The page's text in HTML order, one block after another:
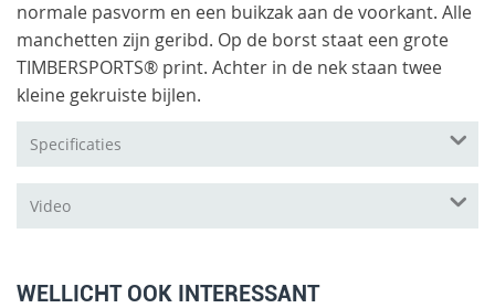
normale pasvorm en een buikzak aan de voorkant. Alle
manchetten zijn geribd. Op de borst staat een grote
TIMBERSPORTS® print. Achter in de nek staan twee
kleine gekruiste bijlen.
Specificaties
Video
WELLICHT OOK INTERESSANT